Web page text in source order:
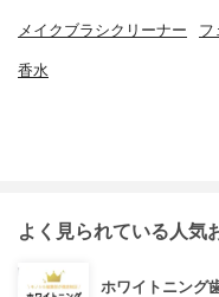
メイクブラシクリーナー フ
香水
よく見られている人気
ホワイトニング